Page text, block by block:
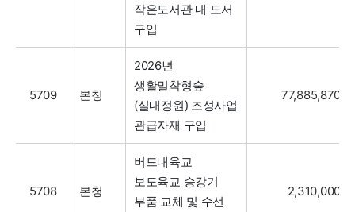
작은도서관 내 도서
구입
5709 본청
2026년
생활밀착형숲
(실내정원) 조성사업
관급자재 구입
77,885,870
5708 본청
버드내육교
보도육교 승강기
부품 교체 및 수선
2,310,000